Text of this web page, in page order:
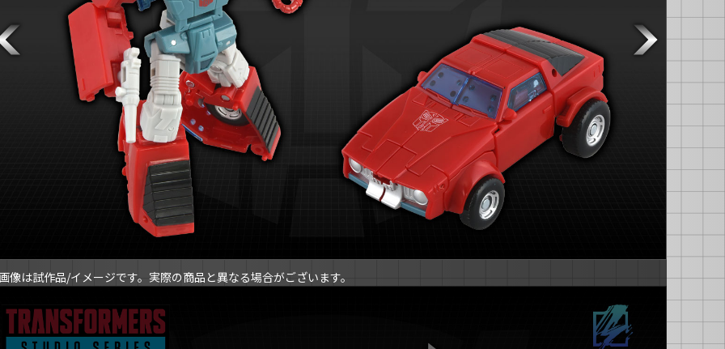
像は試作品/イメージです。実際の商品と異なる場合がございます。